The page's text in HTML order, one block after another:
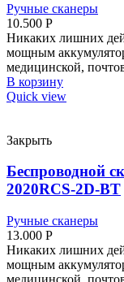
Ручные сканеры
10.500 Р
Никаких лишних
мощным
медицинской,
В корзину
Quick view
Закрыть
Беспроводной
2020RCS-2D-BT
Ручные сканеры
13.000 Р
Никаких лишних
мощным
медицинской,